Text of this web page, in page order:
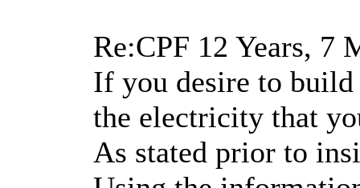
Re:CPF 12 Years, 7
If you desire to build
the electricity that
As stated prior to